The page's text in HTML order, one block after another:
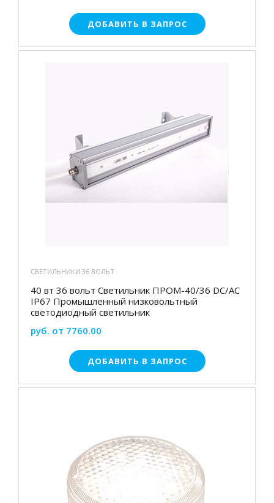
ДОБАВИТЬ В ЗАПРОС
СВЕТИЛЬНИКИ 36 ВОЛЬТ
40 вт 36 вольт Светильник ПРОМ-40/36 DC/AC
IP67 Промышленный низковольтный
светодиодный светильник
руб. от 7760.00
ДОБАВИТЬ В ЗАПРОС